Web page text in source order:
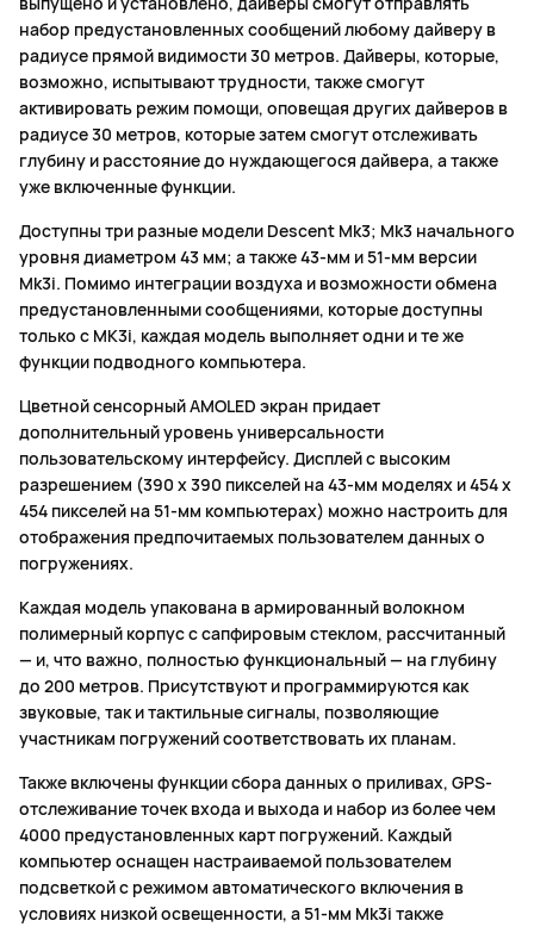
набор предустановленных сообщений любому дайверу в
радиусе прямой видимости 30 метров. Дайверы, которые,
возможно, испытывают трудности, также смогут
активировать режим помощи, оповещая других дайверов в
радиусе 30 метров, которые затем смогут отслеживать
глубину и расстояние до нуждающегося дайвера, а также
уже включенные функции.
Доступны три разные модели Descent Mk3; Mk3 начального
уровня диаметром 43 мм; а также 43-мм и 51-мм версии
Mk3i. Помимо интеграции воздуха и возможности обмена
предустановленными сообщениями, которые доступны
только с MK3i, каждая модель выполняет одни и те же
функции подводного компьютера.
Цветной сенсорный AMOLED экран придает
дополнительный уровень универсальности
пользовательскому интерфейсу. Дисплей с высоким
разрешением (390 x 390 пикселей на 43-мм моделях и 454 x
454 пикселей на 51-мм компьютерах) можно настроить для
отображения предпочитаемых пользователем данных о
погружениях.
Каждая модель упакована в армированный волокном
полимерный корпус с сапфировым стеклом, рассчитанный
— и, что важно, полностью функциональный — на глубину
до 200 метров. Присутствуют и программируются как
звуковые, так и тактильные сигналы, позволяющие
участникам погружений соответствовать их планам.
Также включены функции сбора данных о приливах, GPS-
отслеживание точек входа и выхода и набор из более чем
4000 предустановленных карт погружений. Каждый
компьютер оснащен настраиваемой пользователем
подсветкой с режимом автоматического включения в
условиях низкой освещенности, а 51-мм Mk3i также